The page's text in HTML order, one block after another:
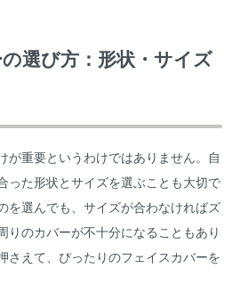
選び方：形状・サイズ
が重要というわけではありません。自
った形状とサイズを選ぶことも大切で
を選んでも、サイズが合わなければズ
りのカバーが不十分になることもあり
さえて、ぴったりのフェイスカバーを